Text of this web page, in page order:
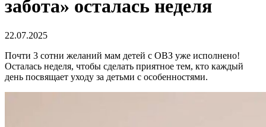
забота» осталась неделя
22.07.2025
Почти 3 сотни желаний мам детей с ОВЗ уже исполнено!
Осталась неделя, чтобы сделать приятное тем, кто каждый
день посвящает уходу за детьми с особенностями.